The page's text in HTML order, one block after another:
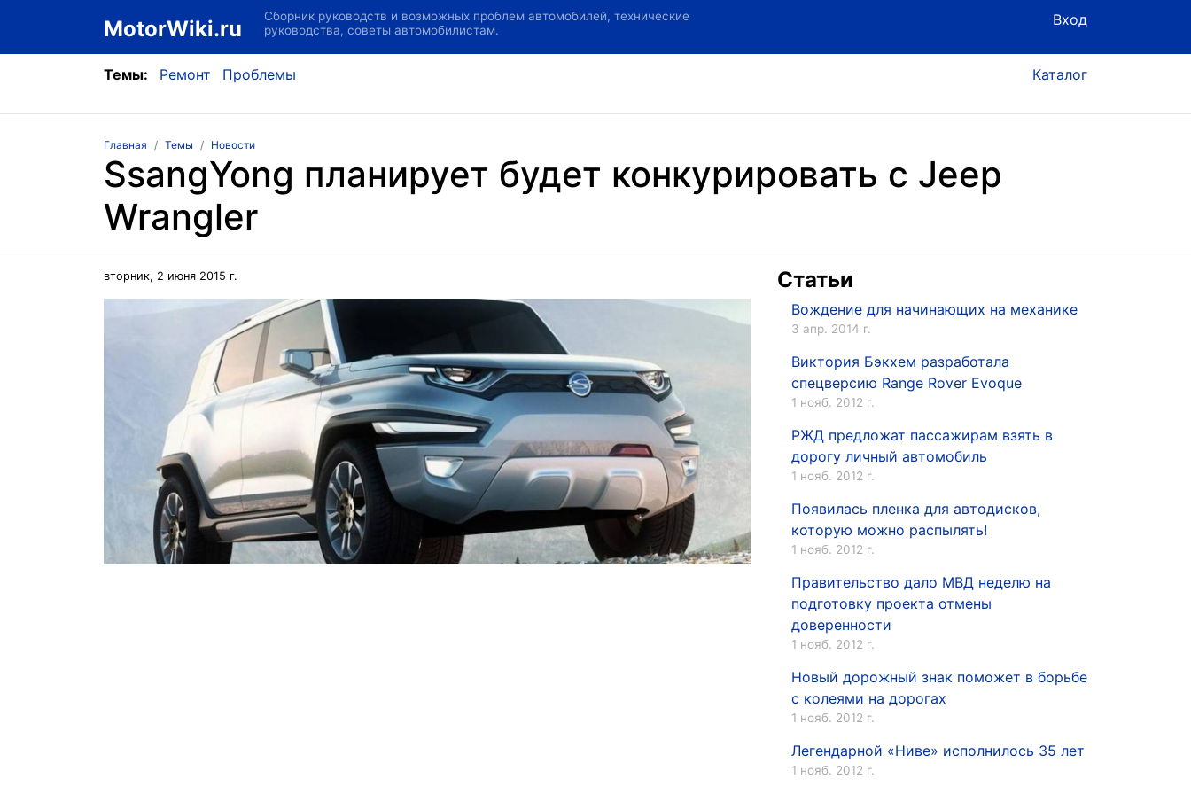
MotorWiki.ru
Сборник руководств и возможных проблем автомобилей, технические
руководства, советы автомобилистам.
Вход
Темы: Ремонт Проблемы Каталог
Главная Темы Новости
SsangYong планирует будет конкурировать с Jeep
Wrangler
вторник, 2 июня 2015 г. Статьи
Вождение для начинающих на механике
3 апр. 2014 г.
Виктория Бэкхем разработала
спецверсию Range Rover Evoque
1 нояб. 2012 г.
РЖД предложат пассажирам взять в
дорогу личный автомобиль
1 нояб. 2012 г.
Появилась пленка для автодисков,
которую можно распылять!
1 нояб. 2012 г.
Правительство дало МВД неделю на
подготовку проекта отмены
доверенности
1 нояб. 2012 г.
Новый дорожный знак поможет в борьбе
с колеями на дорогах
1 нояб. 2012 г.
Легендарной «Ниве» исполнилось 35 лет
1 нояб. 2012 г.